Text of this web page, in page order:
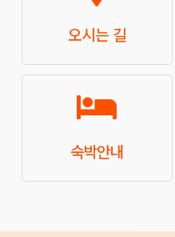
오시는 길
숙박안내